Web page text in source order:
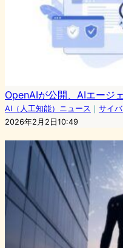
OpenAIが公開、AIエージ
AI（人工知能）ニュース ｜ サイ
2026年2月2日10:49